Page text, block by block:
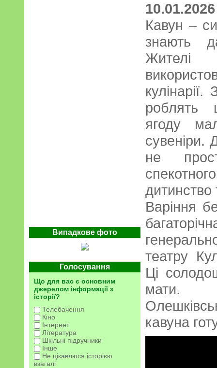
Випадкове фото
Голосування
Що для вас є основним
джерелом інформації з
історії?
Телебачення
Кіно
Інтернет
Література
Шкільні підручники
Інше
Не цікавлюся історією
взагалі
Кавун –
знають
Жителі
роблять
ягоду
сувеніри.
не
дитинство
Варіння
театру
Ці
мати.
кавуна